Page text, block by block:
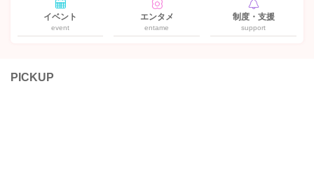
イベント
event
エンタメ
entame
制度・支援
support
PICKUP